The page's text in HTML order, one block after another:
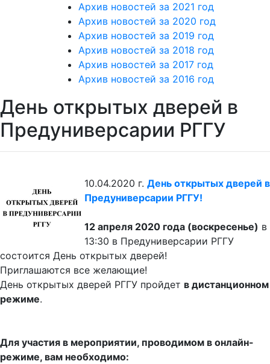
Архив новостей за 2021 год
Архив новостей за 2020 год
Архив новостей за 2019 год
Архив новостей за 2018 год
Архив новостей за 2017 год
Архив новостей за 2016 год
День открытых дверей в
Предуниверсарии РГГУ
10.04.2020 г. День открытых дверей в
Предуниверсарии РГГУ!
12 апреля 2020 года (воскресенье) в
13:30 в Предуниверсарии РГГУ
состоится День открытых дверей!
Приглашаются все желающие!
День открытых дверей РГГУ пройдет в дистанционном
режиме.
Для участия в мероприятии, проводимом в онлайн-
режиме, вам необходимо: